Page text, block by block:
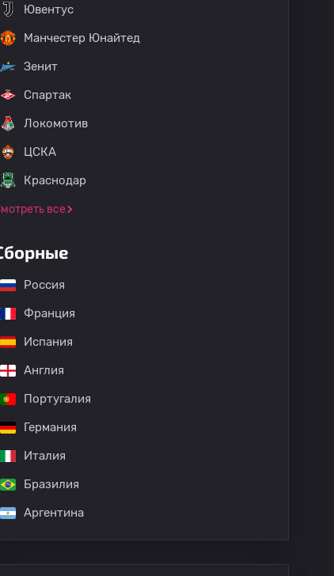
Ювентус
Манчестер Юнайтед
Зенит
Спартак
Локомотив
ЦСКА
Краснодар
все
Россия
Франция
Испания
Англия
Португалия
Германия
Италия
Бразилия
Аргентина